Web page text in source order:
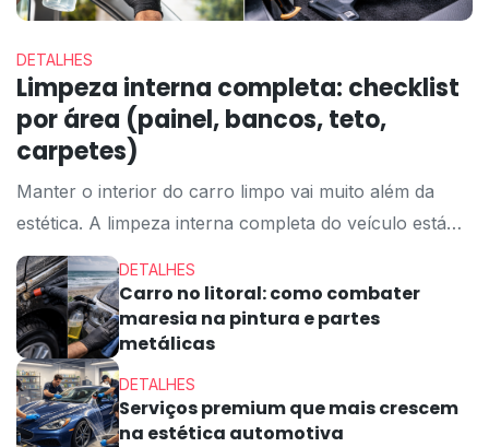
DETALHES
Limpeza interna completa: checklist
por área (painel, bancos, teto,
carpetes)
Manter o interior do carro limpo vai muito além da
estética. A limpeza interna completa do veículo está
diretamente relacionada ao conforto, à preservação
dos materiais e até à saúde dos ocupantes. Poeira,
ácaros, resíduos de alimentos, suor e poluição
acabam sendo acumulados dentro do carro com o
passar do tempo, principalmente quando o veículo é
utilizado […]
DETALHES
Carro no litoral: como combater
maresia na pintura e partes
metálicas
DETALHES
Serviços premium que mais crescem
na estética automotiva